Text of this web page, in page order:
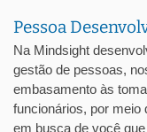
Pessoa
Na Mindsight
gestão de pessoas,
embasamento às
funcionários, por meio
em busca de você